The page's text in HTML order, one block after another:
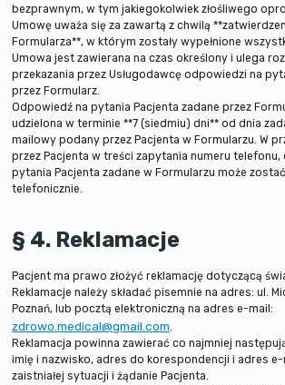
bezprawnym, w tym jakiegokolwiek złośliwego
Umowę uważa się za zawartą z chwilą
Formularza**, w którym zostały wypełnione
Umowa jest zawierana na czas określony i ulega
przekazania przez Usługodawcę odpowiedzi na
przez Formularz.
Odpowiedź na pytania Pacjenta zadane przez
udzielona w terminie **7 (siedmiu) dni** od dnia
mailowy podany przez Pacjenta w Formularzu. W
przez Pacjenta w treści zapytania numeru telefonu,
pytania Pacjenta zadane w Formularzu może
telefonicznie.
§ 4. Reklamacje
Pacjent ma prawo złożyć reklamację dotyczącą
Reklamacje należy składać pisemnie na adres: ul.
Poznań, lub pocztą elektroniczną na adres e-mail:
zdrowo.medical@gmail.com.
Reklamacja powinna zawierać co najmniej
imię i nazwisko, adres do korespondencji i adres
zaistniałej sytuacji i żądanie Pacjenta.